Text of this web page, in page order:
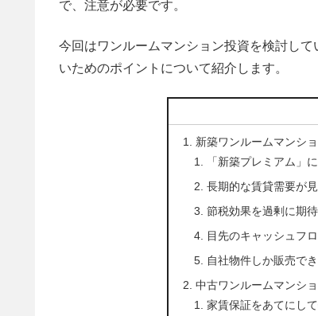
で、注意が必要です。
今回はワンルームマンション投資を検討し
いためのポイントについて紹介します。
新築ワンルームマンシ
「新築プレミアム」
長期的な賃貸需要が
節税効果を過剰に期
目先のキャッシュフ
自社物件しか販売で
中古ワンルームマンシ
家賃保証をあてにし